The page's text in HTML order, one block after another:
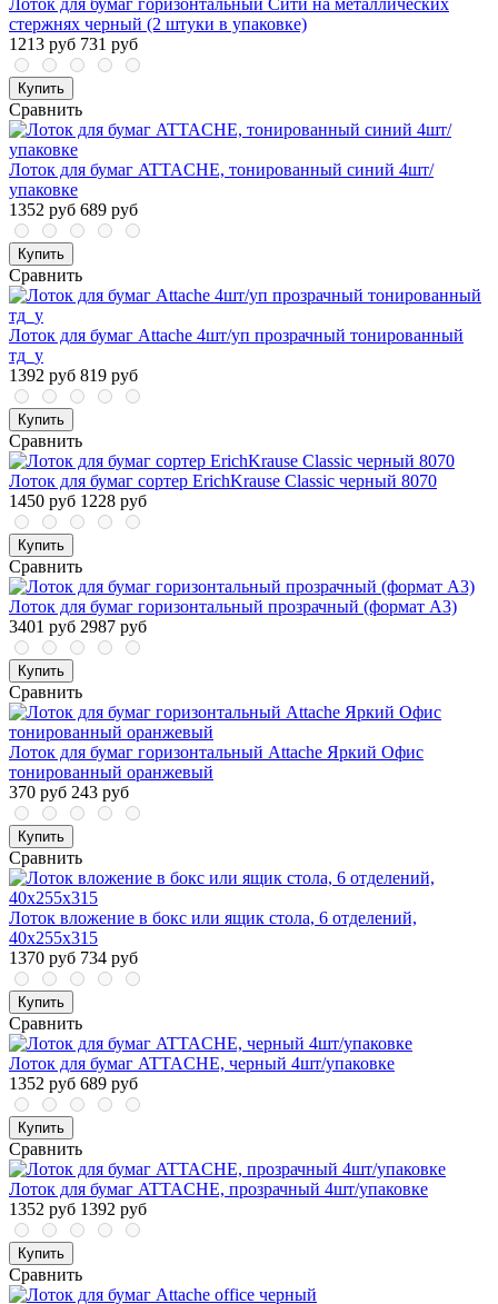
Лоток для бумаг горизонтальный Сити на металлических
стержнях черный (2 штуки в упаковке)
1213 руб 731 руб
Купить
Сравнить
Лоток для бумаг ATTACHE, тонированный синий 4шт/
упаковке
1352 руб 689 руб
Купить
Сравнить
Лоток для бумаг Attache 4шт/уп прозрачный тонированный
тд_у
1392 руб 819 руб
Купить
Сравнить
Лоток для бумаг сортер ErichKrause Classic черный 8070
1450 руб 1228 руб
Купить
Сравнить
Лоток для бумаг горизонтальный прозрачный (формат А3)
3401 руб 2987 руб
Купить
Сравнить
Лоток для бумаг горизонтальный Attache Яркий Офис
тонированный оранжевый
370 руб 243 руб
Купить
Сравнить
Лоток вложение в бокс или ящик стола, 6 отделений,
40х255х315
1370 руб 734 руб
Купить
Сравнить
Лоток для бумаг ATTAСHE, черный 4шт/упаковке
1352 руб 689 руб
Купить
Сравнить
Лоток для бумаг ATTACHE, прозрачный 4шт/упаковке
1352 руб 1392 руб
Купить
Сравнить